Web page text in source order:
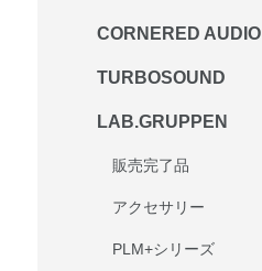
CORNERED AUDIO
TURBOSOUND
LAB.GRUPPEN
販売完了品
アクセサリー
PLM+シリーズ